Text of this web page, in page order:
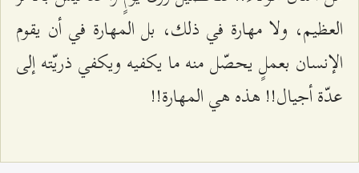
العظيم، ولا مهارة في ذلك، بل المهارة في أن يقوم
الإنسان بعملٍ يحصّل منه ما يكفيه ويكفي ذريّته إلى
عدّة أجيال!! هذه هي المهارة!!